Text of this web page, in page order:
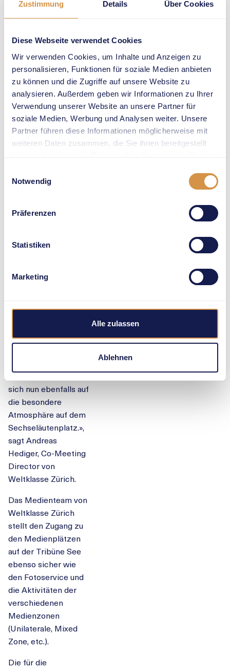
Zustimmung Details Über Cookies
Diese Webseite verwendet Cookies
Wir verwenden Cookies, um Inhalte und Anzeigen zu
personalisieren, Funktionen für soziale Medien anbieten
zu können und die Zugriffe auf unsere Website zu
analysieren. Außerdem geben wir Informationen zu Ihrer
Verwendung unserer Website an unsere Partner für
soziale Medien, Werbung und Analysen weiter. Unsere
Partner führen diese Informationen möglicherweise mit
weiteren Daten zusammen, die Sie ihnen bereitgestellt
Notwendig
Präferenzen
Statistiken
Marketing
Alle zulassen
Ablehnen
League
sicherzustellen,
Wettbewerb der
Frauen auf dem
Sechseläutenplatz
statt.Der
Stabhochsprung-
Wettkampf – unter
anderem mit
Weltmeisterin Katie
Moon (USA) und
Zürich) – startet
27. August 2025 um
«Die Sicherheit der
Durchführung des
Stelle. Daher war
Grund der
Athletinnen freuen
sich nun ebenfalls auf
die besondere
Atmosphäre auf dem
Sechseläutenplatz.»,
sagt Andreas
Hediger, Co-Meeting
Director von
Weltklasse Zürich.
Das Medienteam von
Weltklasse Zürich
stellt den Zugang zu
den Medienplätzen
auf der Tribüne See
ebenso sicher wie
den Fotoservice und
die Aktivitäten der
verschiedenen
Medienzonen
(Unilaterale, Mixed
Zone, etc.).
Die für die